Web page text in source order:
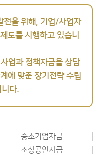
전을 위해, 기업/사업자
도를 시행하고 있습니
업과 정책자금을 상담
에 맞춘 장기전략 수립
니다.
중소기업자금
소상공인자금